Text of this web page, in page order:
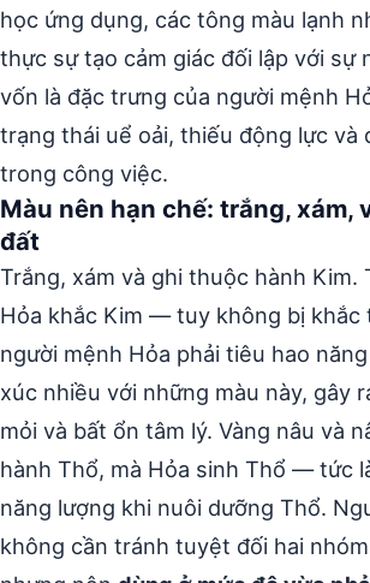
học ứng dụng, các tông màu lạnh
thực sự tạo cảm giác đối lập với sự
vốn là đặc trưng của người mệnh
trạng thái uể oải, thiếu động lực và
trong công việc.
Màu nên hạn chế: trắng, xám,
đất
Trắng, xám và ghi thuộc hành Kim.
Hỏa khắc Kim — tuy không bị khắc
người mệnh Hỏa phải tiêu hao
xúc nhiều với những màu này, gây
mỏi và bất ổn tâm lý. Vàng nâu và
hành Thổ, mà Hỏa sinh Thổ — tức
năng lượng khi nuôi dưỡng Thổ.
không cần tránh tuyệt đối hai